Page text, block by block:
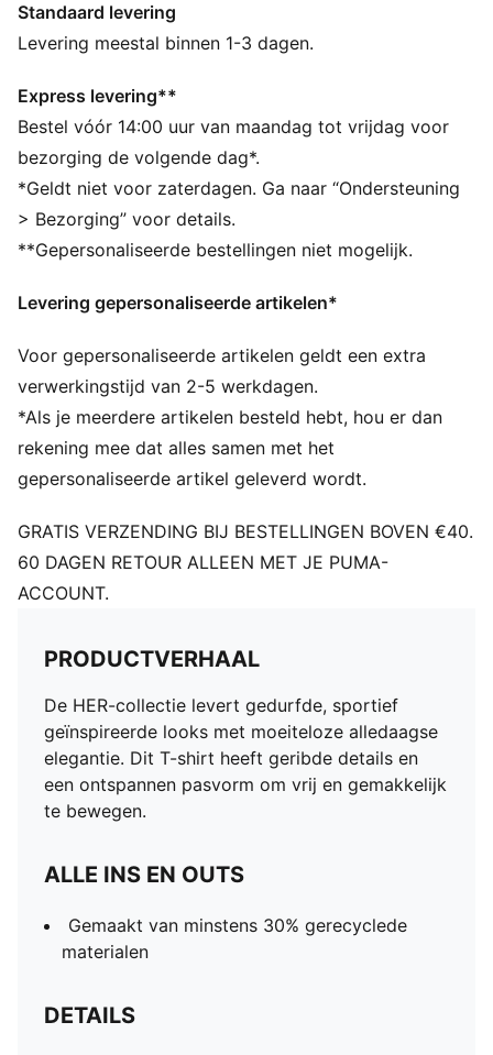
Gemaakt van minstens 30% gerecyclede materialen
DETAILS
Pasvorm: Relaxed
Lengte: Normaal
Hals: Ronde hals
Hoofdmateriaalsoort: Single jersey
Korte mouwen
Standaard levering
Levering meestal binnen 1-3 dagen.
Express levering**
Bestel vóór 14:00 uur van maandag tot vrijdag voor
bezorging de volgende dag*.
*Geldt niet voor zaterdagen. Ga naar “Ondersteuning
> Bezorging” voor details.
**Gepersonaliseerde bestellingen niet mogelijk.
Levering gepersonaliseerde artikelen*
Voor gepersonaliseerde artikelen geldt een extra
verwerkingstijd van 2-5 werkdagen.
*Als je meerdere artikelen besteld hebt, hou er dan
rekening mee dat alles samen met het
gepersonaliseerde artikel geleverd wordt.
GRATIS VERZENDING BIJ BESTELLINGEN BOVEN €40.
60 DAGEN RETOUR ALLEEN MET JE PUMA-
ACCOUNT.
PRODUCTVERHAAL
De HER-collectie levert gedurfde, sportief
geïnspireerde looks met moeiteloze alledaagse
elegantie. Dit T-shirt heeft geribde details en
een ontspannen pasvorm om vrij en gemakkelijk
te bewegen.
ALLE INS EN OUTS
Gemaakt van minstens 30% gerecyclede
materialen
DETAILS